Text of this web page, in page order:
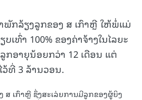
ກລ້ຽງລູກຂອງ ສ ເກົາຫຼີ ໃຫ້ພໍ່ແມ່
ເທົ່າ 100% ຂອງຄ່າຈ້າງໃນໄລຍະ
ອາຍຸນ້ອຍກວ່າ 12 ເດືອນ ແຕ່
ທີ່ 3 ລ້ານວອນ.
ສ ເກົາຫຼີ ຊຶ່ງສະເລ່ຍການມີລູກຂອງຜູ້ຍິງ